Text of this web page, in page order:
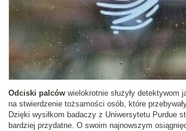
Odciski palców wielokrotnie służyły detektywom
na stwierdzenie tożsamości osób, które
Dzięki wysiłkom badaczy z Uniwersytetu Purdue
bardziej przydatne. O swoim najnowszym